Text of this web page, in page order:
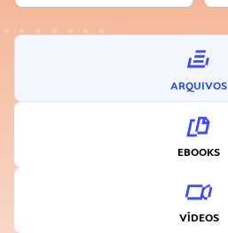
ARQUIVOS
EBOOKS
VÍDEOS